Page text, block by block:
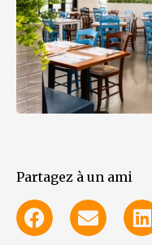
Partagez à un ami